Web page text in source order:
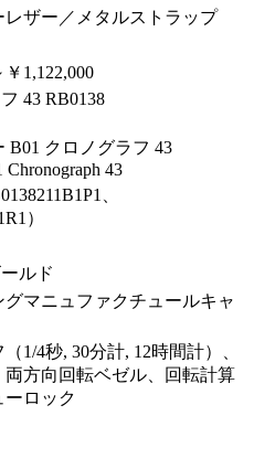
レザー／メタルストラップ
￥1,122,000
43 RB0138
B01 クロノグラフ 43
Chronograph 43
、
）
ルド
グマニュファクチュールキャ
1/4秒, 30分計, 12時間計）、
両方向回転ベゼル、回転計算
ーロック